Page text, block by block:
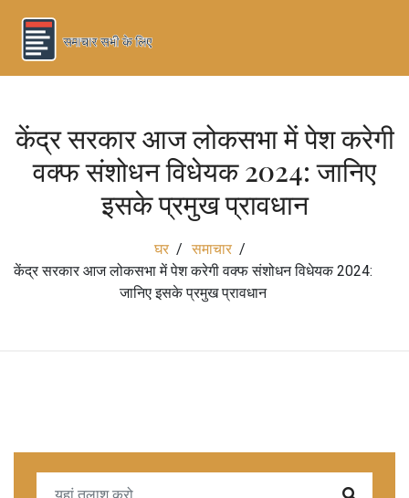
केंद्र सरकार आज लोकसभा में पेश करेगी
वक्फ संशोधन विधेयक 2024: जानिए
इसके प्रमुख प्रावधान
घर
समाचार
केंद्र सरकार आज लोकसभा में पेश करेगी वक्फ संशोधन विधेयक 2024:
जानिए इसके प्रमुख प्रावधान